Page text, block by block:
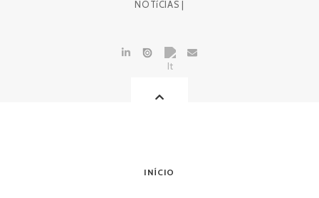
NOTíCIAS |
INÍCIO